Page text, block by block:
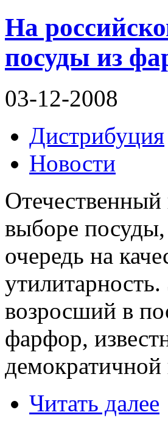
На
посуды из
03-12-2008
Дистрибуция
Новости
Отечественный
выборе
очередь на
возросший в
фарфор,
Читать далее